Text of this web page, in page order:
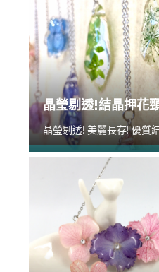
晶瑩剔透!結晶押花
晶瑩剔透! 美麗長存! 優質